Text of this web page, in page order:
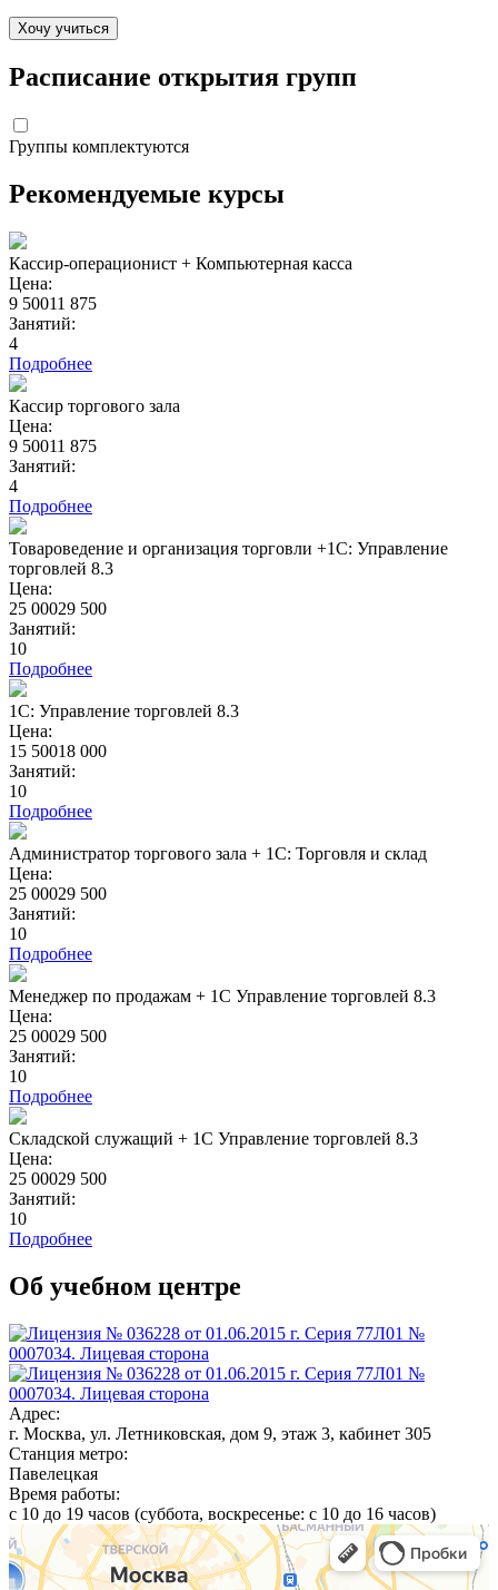
Хочу учиться
Расписание открытия групп
Группы комплектуются
Рекомендуемые курсы
Кассир-операционист + Компьютерная касса
Цена:
9 50011 875
Занятий:
4
Подробнее
Кассир торгового зала
Цена:
9 50011 875
Занятий:
4
Подробнее
Товароведение и организация торговли +1С: Управление
торговлей 8.3
Цена:
25 00029 500
Занятий:
10
Подробнее
1С: Управление торговлей 8.3
Цена:
15 50018 000
Занятий:
10
Подробнее
Администратор торгового зала + 1С: Торговля и склад
Цена:
25 00029 500
Занятий:
10
Подробнее
Менеджер по продажам + 1С Управление торговлей 8.3
Цена:
25 00029 500
Занятий:
10
Подробнее
Складской служащий + 1С Управление торговлей 8.3
Цена:
25 00029 500
Занятий:
10
Подробнее
Об учебном центре
Адрес:
г. Москва, ул. Летниковская, дом 9, этаж 3, кабинет 305
Станция метро:
Павелецкая
Время работы:
с 10 до 19 часов (суббота, воскресенье: с 10 до 16 часов)